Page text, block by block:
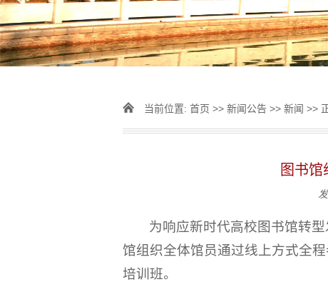
当前位置: 首页 >> 新闻公告 >> 新闻 >>
图书馆
为响应新时代高校图书馆转
馆组织全体馆员通过线上方式全
培训班。